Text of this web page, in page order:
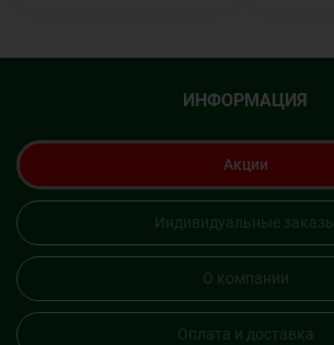
ИНФОРМАЦИЯ
Акции
Индивидуальные заказы
О компании
Оплата и доставка